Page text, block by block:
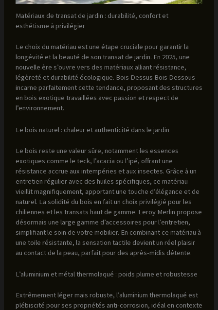
Matériaux de transat de jardin : durabilité, confort et
esthétisme à privilégier
Le choix du matériau est une étape cruciale pour garantir la
longévité et la beauté de son transat de jardin. En 2025, une
nouvelle ère s’ouvre vers des matériaux alliant résistance,
légèreté et durabilité écologique. Bois Dessus Bois Dessous
incarne parfaitement cette tendance, proposant des structures
en bois exotique travaillées avec passion et respect de
l’environnement.
Le bois naturel : chaleur et authenticité dans le jardin
Le bois reste une valeur sûre, notamment les essences
exotiques comme le teck, l’acacia ou l’ipé, offrant une
résistance accrue aux intempéries et aux insectes. Grâce à un
entretien régulier avec des huiles spécifiques, ce matériau
vieillit magnifiquement, apportant une touche d’élégance et de
naturel. La solidité du bois en fait un choix privilégié pour les
chiliennes et les transats haut de gamme. Leroy Merlin propose
désormais une large gamme d’accessoires pour l’entretien,
simplifiant le soin de votre mobilier. En combinant ce matériau à
une toile résistante, la sensation tactile devient un réel plaisir
au contact de la peau, parfait pour des après-midis détente.
L’aluminium et métal thermolaqué : poids plume et robustesse
Extrêmement léger mais robuste, l’aluminium thermolaqué est
plébiscité pour ses propriétés anti-corrosion, idéal en contexte